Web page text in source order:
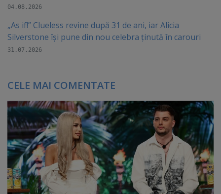
04.08.2026
„As if!” Clueless revine după 31 de ani, iar Alicia
Silverstone își pune din nou celebra ținută în carouri
31.07.2026
CELE MAI COMENTATE